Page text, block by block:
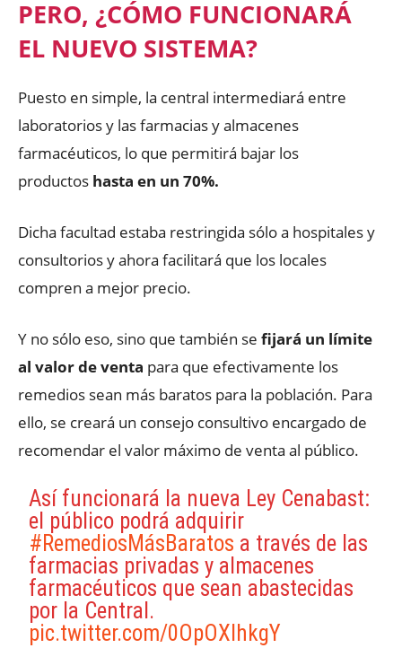
PERO, ¿CÓMO FUNCIONARÁ
EL NUEVO SISTEMA?
Puesto en simple, la central intermediará entre
laboratorios y las farmacias y almacenes
farmacéuticos, lo que permitirá bajar los
productos hasta en un 70%.
Dicha facultad estaba restringida sólo a hospitales y
consultorios y ahora facilitará que los locales
compren a mejor precio.
Y no sólo eso, sino que también se fijará un límite
al valor de venta para que efectivamente los
remedios sean más baratos para la población. Para
ello, se creará un consejo consultivo encargado de
recomendar el valor máximo de venta al público.
Así funcionará la nueva Ley Cenabast:
el público podrá adquirir
#RemediosMásBaratos a través de las
farmacias privadas y almacenes
farmacéuticos que sean abastecidas
por la Central.
pic.twitter.com/0OpOXIhkgY